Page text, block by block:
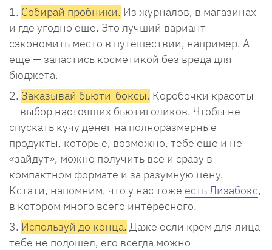
Собирай пробники. Из журналов, в магазинах
и где угодно еще. Это лучший вариант
сэкономить место в путешествии, например. А
еще — запастись косметикой без вреда для
бюджета.
Заказывай бьюти-боксы. Коробочки красоты
— выбор настоящих бьютиголиков. Чтобы не
спускать кучу денег на полноразмерные
продукты, которые, возможно, тебе еще и не
«зайдут», можно получить все и сразу в
компактном формате и за разумную цену.
Кстати, напомним, что у нас тоже есть Лизабокс,
в котором много всего интересного.
Используй до конца. Даже если крем для лица
тебе не подошел, его всегда можно